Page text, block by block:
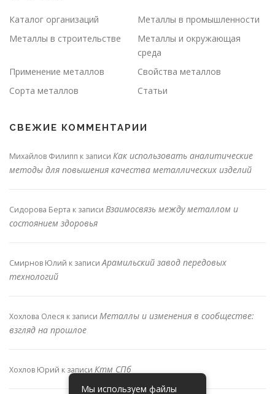
Каталог организаций
Металлы в промышленности
Металлы в строительстве
Металлы и окружающая
среда
Применение металлов
Свойства металлов
Сорта металлов
Статьи
СВЕЖИЕ КОММЕНТАРИИ
Михайлов Филипп к записи Как использовать аналитические
методы для повышения качества металлических изделий
Сидорова Берта к записи Взаимосвязь между металлом и
состоянием здоровья
Смирнов Юлий к записиАрамильский завод передовых
технологий
Хохлова Олеся к записи Металлы и изменения в сообществе:
взгляд на прошлое
Хохлов Юрий к записи Ктм СПб
Мы используем файлы